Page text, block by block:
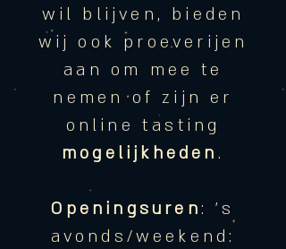
wil blijven, bieden
wij ook proeverijen
aan om mee te
nemen of zijn er
online tasting
mogelijkheden .
Openingsuren: 's
avonds/weekend: